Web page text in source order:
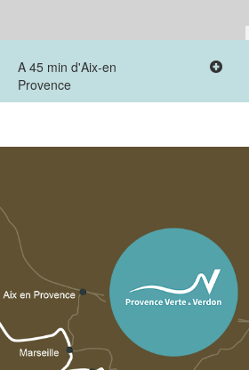
A 45 min d'Aix-en
Provence